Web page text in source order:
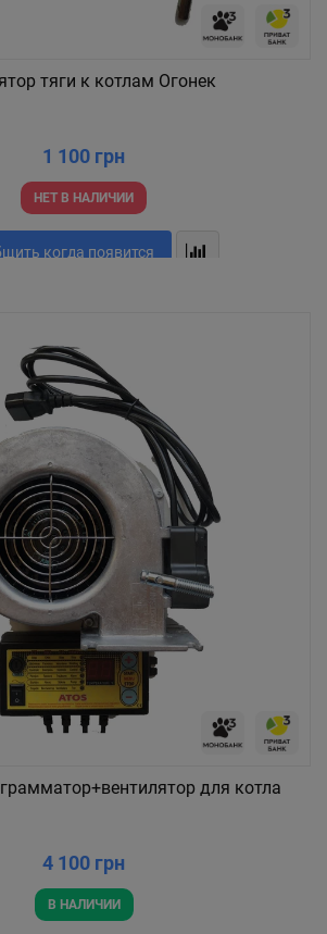
тяги к котлам Огонек
1 100 грн
НЕТ В НАЛИЧИИ
когда появится
для котла
4 100 грн
В НАЛИЧИИ